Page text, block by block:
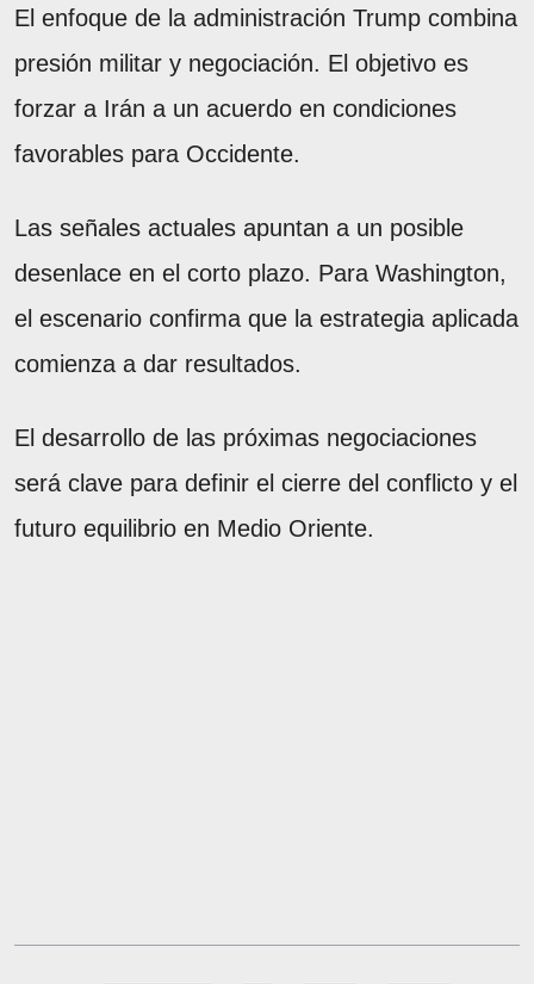
El enfoque de la administración Trump combina
presión militar y negociación. El objetivo es
forzar a Irán a un acuerdo en condiciones
favorables para Occidente.
Las señales actuales apuntan a un posible
desenlace en el corto plazo. Para Washington,
el escenario confirma que la estrategia aplicada
comienza a dar resultados.
El desarrollo de las próximas negociaciones
será clave para definir el cierre del conflicto y el
futuro equilibrio en Medio Oriente.